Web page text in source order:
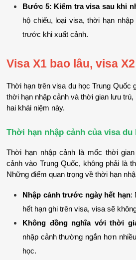
Bước 5: Kiểm tra visa sau khi
hộ chiếu, loại visa, thời hạn
trước khi xuất cảnh.
Visa X1 bao lâu, visa
Thời hạn trên visa du học Trung Quốc
thời hạn nhập cảnh và thời gian lưu trú,
hai khái niệm này.
Thời hạn nhập cảnh của visa du
Thời hạn nhập cảnh là mốc thời
Những điểm quan trọng về thời hạn
Nhập cảnh trước ngày hết hạn:
hết hạn ghi trên visa, visa sẽ
Không đồng nghĩa với thời
nhập cảnh thường ngắn hơn
học.